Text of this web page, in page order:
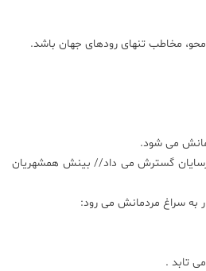
مخاطب تنهای رودهای جهان باشد.
می شود.
گسترش می داد// بینش همشهریان
به سراغ مردمانش می رود:
تابد .